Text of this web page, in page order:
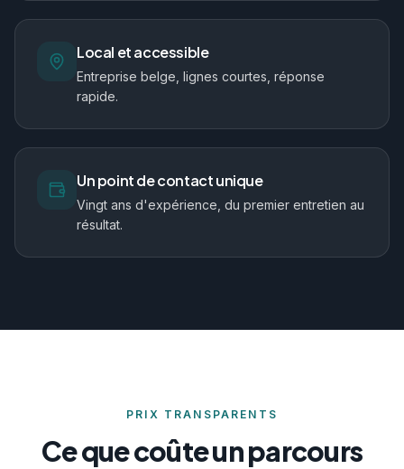
Local et accessible
Entreprise belge, lignes courtes, réponse
rapide.
Un point de contact unique
Vingt ans d'expérience, du premier entretien au
résultat.
PRIX TRANSPARENTS
Ce que coûte un parcours